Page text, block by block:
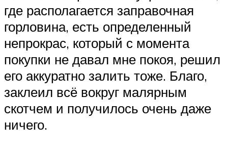
где располагается заправочная
горловина, есть определенный
непрокрас, который с момента
покупки не давал мне покоя, решил
его аккуратно залить тоже. Благо,
заклеил всё вокруг малярным
скотчем и получилось очень даже
ничего.